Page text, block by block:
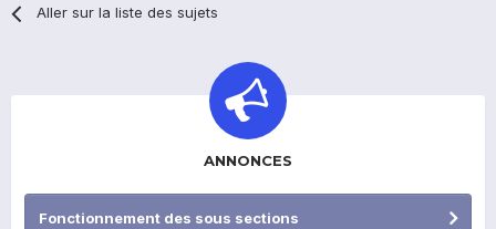
Aller sur la liste des sujets
ANNONCES
Fonctionnement des sous sections